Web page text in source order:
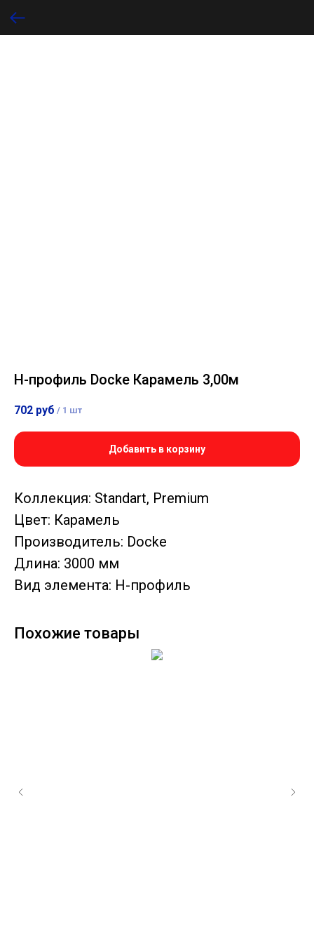
Н-профиль Docke Карамель 3,00м
702 руб / 1 шт
Добавить в корзину
Коллекция: Standart, Premium
Цвет: Карамель
Производитель: Docke
Длина: 3000 мм
Вид элемента: Н-профиль
Похожие товары